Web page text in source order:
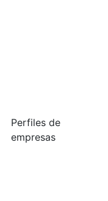
Perfiles de
empresas